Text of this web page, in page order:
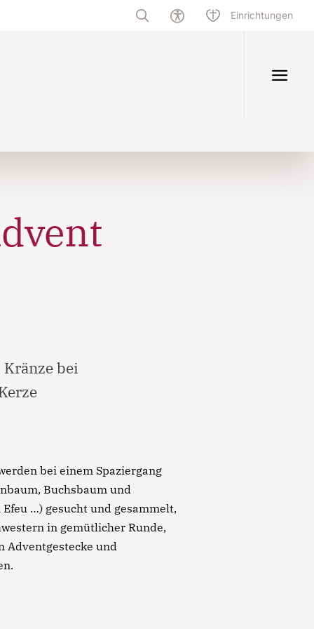
Einrichtungen
Kränze bei
bei einem Spaziergang
Buchsbaum und
…) gesucht und gesammelt,
in gemütlicher Runde,
Adventgestecke und